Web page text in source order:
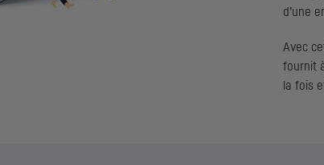
d’une
Avec
fournit
la fois